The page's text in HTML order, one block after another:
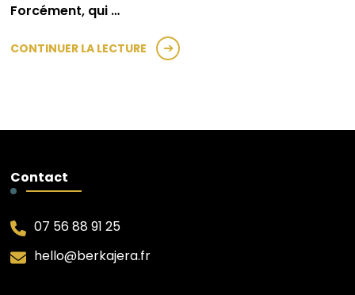
Forcément, qui …
CONTINUER LA LECTURE
Contact
07 56 88 91 25
hello@berkajera.fr